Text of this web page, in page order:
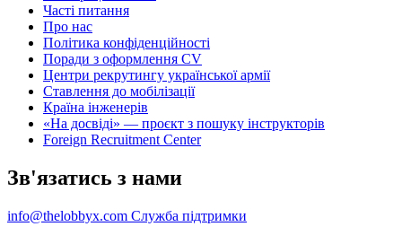
Часті питання
Про нас
Політика конфіденційності
Поради з оформлення CV
Центри рекрутингу української армії
Ставлення до мобілізації
Країна інженерів
«На досвіді» — проєкт з пошуку інструкторів
Foreign Recruitment Center
Зв'язатись з нами
info@thelobbyx.com Служба підтримки